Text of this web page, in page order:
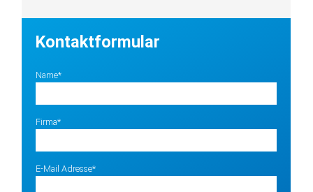
Kontaktformular
Pflichtfeld
Name*
Pflichtfeld
Firma*
Pflichtfeld
E-Mail Adresse*